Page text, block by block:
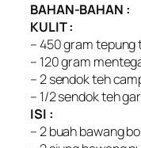
BAHAN-BAHAN :
KULIT :
– 450 gram tepung
– 120 gram
– 2 sendok teh
– 1/2 sendok teh
ISI :
– 2 buah bawang